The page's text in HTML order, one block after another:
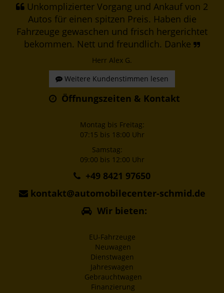
Unkomplizierter Vorgang und Ankauf von 2
Autos für einen spitzen Preis. Haben die
Fahrzeuge gewaschen und frisch hergerichtet
bekommen. Nett und freundlich. Danke
Herr Alex G.
Weitere Kundenstimmen lesen
Öffnungszeiten & Kontakt
Montag bis Freitag:
07:15 bis 18:00 Uhr
Samstag:
09:00 bis 12:00 Uhr
+49 8421 97650
kontakt@automobilecenter-schmid.de
Wir bieten:
EU-Fahrzeuge
Neuwagen
Dienstwagen
Jahreswagen
Gebrauchtwagen
Finanzierung